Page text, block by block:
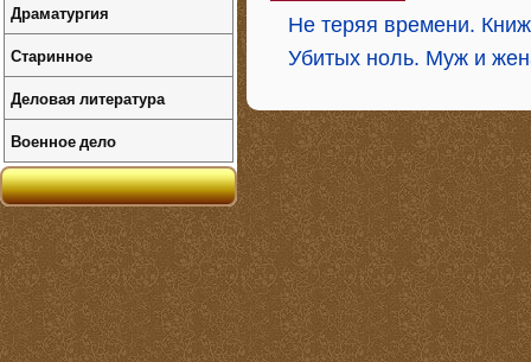
Не теряя времени.
Убитых ноль. Муж и
Драматургия
Старинное
Деловая литература
Военное дело